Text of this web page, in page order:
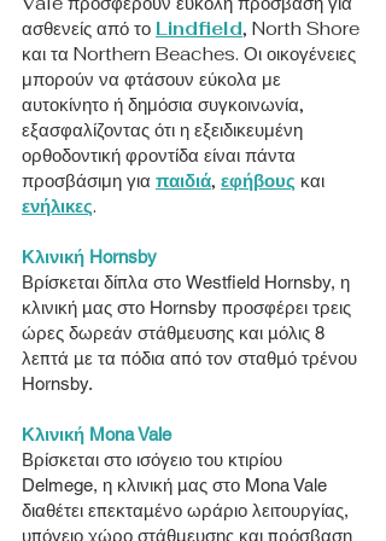
ασθενείς από το Lindfield, North Shore
και τα Northern Beaches. Οι οικογένειες
μπορούν να φτάσουν εύκολα με
αυτοκίνητο ή δημόσια συγκοινωνία,
εξασφαλίζοντας ότι η εξειδικευμένη
ορθοδοντική φροντίδα είναι πάντα
προσβάσιμη για παιδιά, εφήβους και
ενήλικες.
Κλινική Hornsby
Βρίσκεται δίπλα στο Westfield Hornsby, η
κλινική μας στο Hornsby προσφέρει τρεις
ώρες δωρεάν στάθμευσης και μόλις 8
λεπτά με τα πόδια από τον σταθμό τρένου
Hornsby.
Κλινική Mona Vale
Βρίσκεται στο ισόγειο του κτιρίου
Delmege, η κλινική μας στο Mona Vale
διαθέτει επεκταμένο ωράριο λειτουργίας,
υπόγειο χώρο στάθμευσης και πρόσβαση